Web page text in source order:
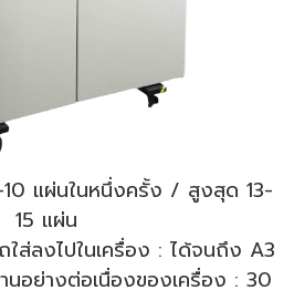
10 แผ่นในหนึ่งครั้ง / สูงสุด 13-
15 แผ่น
ใส่ลงไปในเครื่อง : ได้จนถึง A3
านอย่างต่อเนื่องของเครื่อง : 30